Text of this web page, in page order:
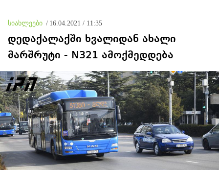
სიახლეები / 16.04.2021 / 11:35
დედაქალაქში ხვალიდან ახალი
მარშრუტი - N321 ამოქმედდება